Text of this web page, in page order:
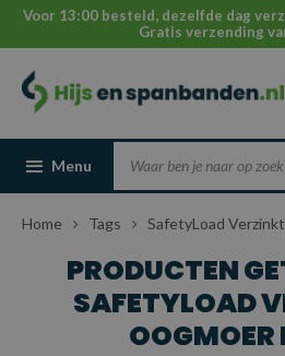
Voor 13:00 besteld, dezelfde dag
Gratis verzending
Menu
Home Tags SafetyLoad
PRODUCTEN
SAFETYLOAD